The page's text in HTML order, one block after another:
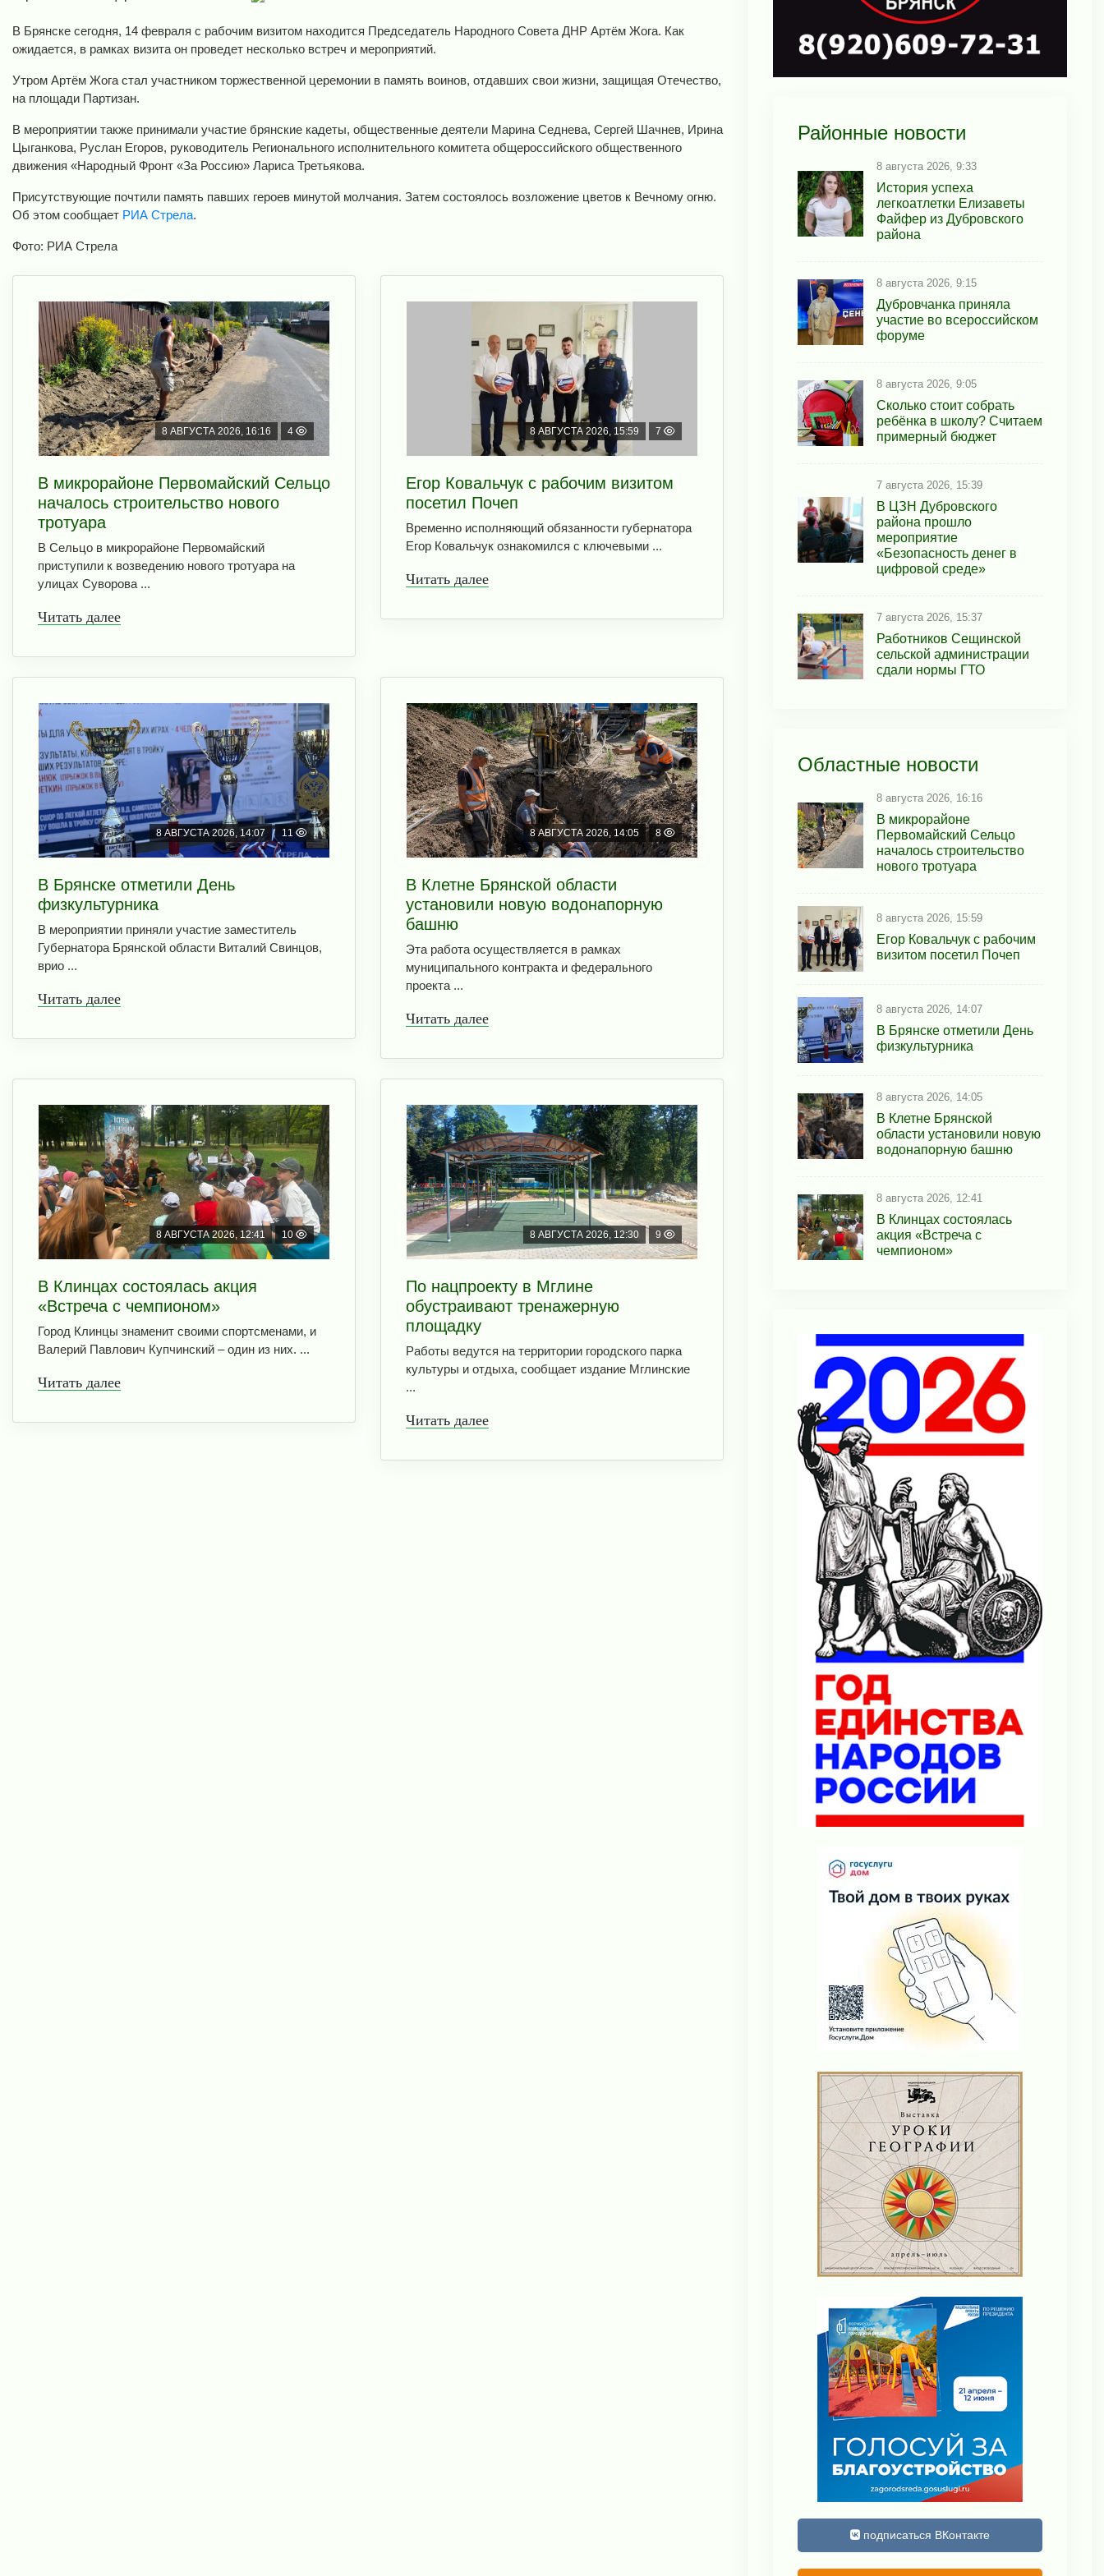
В Брянске сегодня, 14 февраля с рабочим визитом находится Председатель Народного Совета ДНР Артём Жога. Как
ожидается, в рамках визита он проведет несколько встреч и мероприятий.
Утром Артём Жога стал участником торжественной церемонии в память воинов, отдавших свои жизни, защищая Отечество,
на площади Партизан.
В мероприятии также принимали участие брянские кадеты, общественные деятели Марина Седнева, Сергей Шачнев, Ирина
Цыганкова, Руслан Егоров, руководитель Регионального исполнительного комитета общероссийского общественного
движения «Народный Фронт «За Россию» Лариса Третьякова.
Присутствующие почтили память павших героев минутой молчания. Затем состоялось возложение цветов к Вечному огню.
Об этом сообщает РИА Стрела.
Фото: РИА Стрела
8 АВГУСТА 2026, 16:16 4
В микрорайоне Первомайский Сельцо
началось строительство нового
тротуара
В Сельцо в микрорайоне Первомайский
приступили к возведению нового тротуара на
улицах Суворова ...
Читать далее
8 АВГУСТА 2026, 15:59 7
Егор Ковальчук с рабочим визитом
посетил Почеп
Временно исполняющий обязанности губернатора
Егор Ковальчук ознакомился с ключевыми ...
Читать далее
8 АВГУСТА 2026, 14:07 11
В Брянске отметили День
физкультурника
В мероприятии приняли участие заместитель
Губернатора Брянской области Виталий Свинцов,
врио ...
Читать далее
8 АВГУСТА 2026, 14:05 8
В Клетне Брянской области
установили новую водонапорную
башню
Эта работа осуществляется в рамках
муниципального контракта и федерального
проекта ...
Читать далее
8 АВГУСТА 2026, 12:41 10
В Клинцах состоялась акция
«Встреча с чемпионом»
Город Клинцы знаменит своими спортсменами, и
Валерий Павлович Купчинский – один из них. ...
Читать далее
8 АВГУСТА 2026, 12:30 9
По нацпроекту в Мглине
обустраивают тренажерную
площадку
Работы ведутся на территории городского парка
культуры и отдыха, сообщает издание Мглинские
...
Читать далее
Районные новости
8 августа 2026, 9:33
История успеха
легкоатлетки Елизаветы
Файфер из Дубровского
района
8 августа 2026, 9:15
Дубровчанка приняла
участие во всероссийском
форуме
8 августа 2026, 9:05
Сколько стоит собрать
ребёнка в школу? Считаем
примерный бюджет
7 августа 2026, 15:39
В ЦЗН Дубровского
района прошло
мероприятие
«Безопасность денег в
цифровой среде»
7 августа 2026, 15:37
Работников Сещинской
сельской администрации
сдали нормы ГТО
Областные новости
8 августа 2026, 16:16
В микрорайоне
Первомайский Сельцо
началось строительство
нового тротуара
8 августа 2026, 15:59
Егор Ковальчук с рабочим
визитом посетил Почеп
8 августа 2026, 14:07
В Брянске отметили День
физкультурника
8 августа 2026, 14:05
В Клетне Брянской
области установили новую
водонапорную башню
8 августа 2026, 12:41
В Клинцах состоялась
акция «Встреча с
чемпионом»
подписаться ВКонтакте